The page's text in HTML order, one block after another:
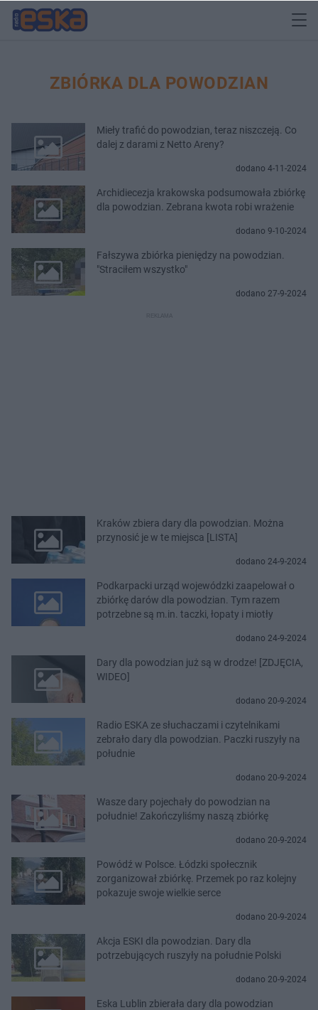
ZBIÓRKA DLA POWODZIAN
Mieły trafić do powodzian, teraz niszczeją. Co
dalej z darami z Netto Areny?
dodano 4-11-2024
Archidiecezja krakowska podsumowała zbiórkę
dla powodzian. Zebrana kwota robi wrażenie
dodano 9-10-2024
Fałszywa zbiórka pieniędzy na powodzian.
"Straciłem wszystko"
dodano 27-9-2024
Kraków zbiera dary dla powodzian. Można
przynosić je w te miejsca [LISTA]
dodano 24-9-2024
Podkarpacki urząd wojewódzki zaapelował o
zbiórkę darów dla powodzian. Tym razem
potrzebne są m.in. taczki, łopaty i miotły
dodano 24-9-2024
Dary dla powodzian już są w drodze! [ZDJĘCIA,
WIDEO]
dodano 20-9-2024
Radio ESKA ze słuchaczami i czytelnikami
zebrało dary dla powodzian. Paczki ruszyły na
południe
dodano 20-9-2024
Wasze dary pojechały do powodzian na
południe! Zakończyliśmy naszą zbiórkę
dodano 20-9-2024
Powódź w Polsce. Łódzki społecznik
zorganizował zbiórkę. Przemek po raz kolejny
pokazuje swoje wielkie serce
dodano 20-9-2024
Akcja ESKI dla powodzian. Dary dla
potrzebujących ruszyły na południe Polski
dodano 20-9-2024
Eska Lublin zbierała dary dla powodzian